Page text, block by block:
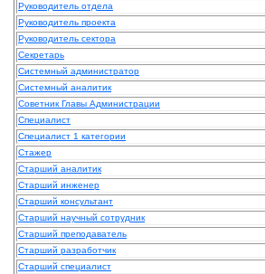
Руководитель отдела
Руководитель проекта
Руководитель сектора
Секретарь
Системный администратор
Системный аналитик
Советник Главы Администрации
Специалист
Специалист 1 категории
Стажер
Старший аналитик
Старший инженер
Старший консультант
Старший научный сотрудник
Старший преподаватель
Старший разработчик
Старший специалист